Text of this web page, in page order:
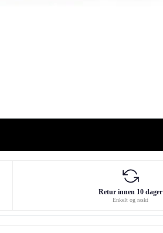
Retur innen 10 dager
Enkelt og raskt